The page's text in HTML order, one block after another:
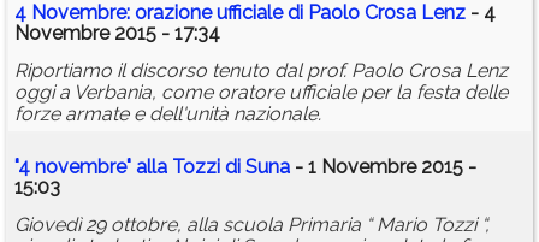
4 Novembre: orazione ufficiale di Paolo Crosa Lenz - 4
Novembre 2015 - 17:34
Riportiamo il discorso tenuto dal prof. Paolo Crosa Lenz
oggi a ‪Verbania‬, come oratore ufficiale per la festa delle
forze armate e dell'unità nazionale.
"4 novembre" alla Tozzi di Suna - 1 Novembre 2015 -
15:03
Giovedì 29 ottobre, alla scuola Primaria “ Mario Tozzi “,